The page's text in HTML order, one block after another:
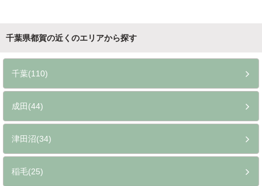
千葉県都賀の近くのエリアから探す
千葉(110)
成田(44)
津田沼(34)
稲毛(25)